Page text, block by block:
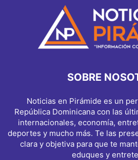
SOBRE
Noticias en Pirámide es un
República Dominicana con las
internacionales, economía,
deportes y mucho más. Te las
clara y objetiva para que te
eduques y